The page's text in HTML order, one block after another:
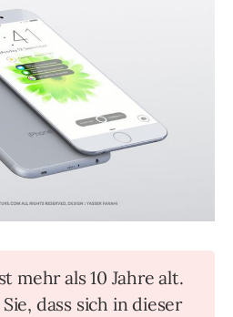
mehr als 10 Jahre alt.
dass sich in dieser